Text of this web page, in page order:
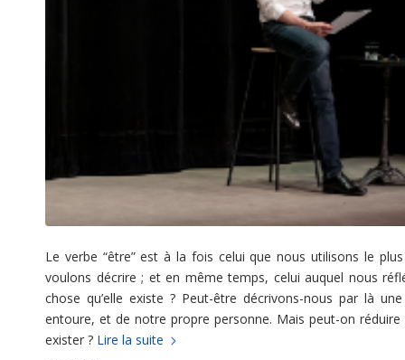
Le verbe “être” est à la fois celui que nous utilisons le
voulons décrire ; et en même temps, celui auquel nous
chose qu’elle existe ? Peut-être décrivons-nous par là
entoure, et de notre propre personne. Mais peut-on
exister ? Lire la suite